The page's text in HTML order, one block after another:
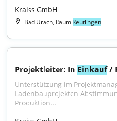
Kraiss GmbH
Bad Urach, Raum Reutlingen
Projektleiter: In Einkauf /
Unterstützung im
Ladenbauprojekten
Produktion...